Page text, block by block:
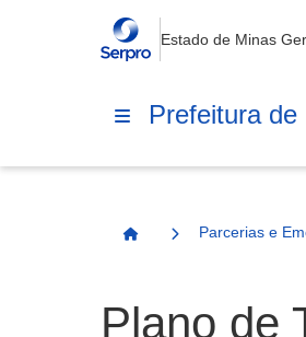
Estado de Minas
Prefeitura de
Página Inicial
Parcerias e
Plano de